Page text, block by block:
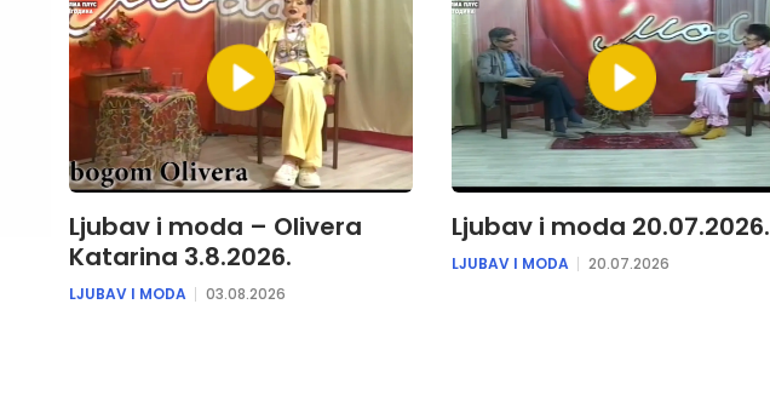
Ljubav i moda – Olivera
Katarina 3.8.2026.
LJUBAV I MODA 03.08.2026
Ljubav i moda 20.07.2026.
LJUBAV I MODA 20.07.2026